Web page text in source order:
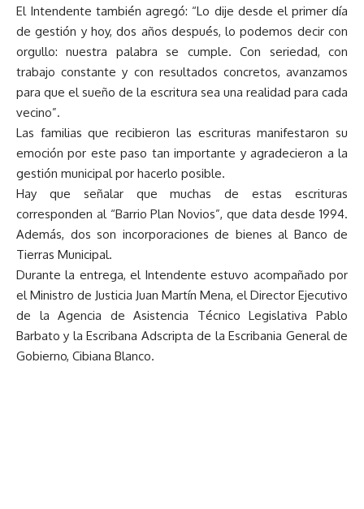
El Intendente también agregó: “Lo dije desde el primer día
de gestión y hoy, dos años después, lo podemos decir con
orgullo: nuestra palabra se cumple. Con seriedad, con
trabajo constante y con resultados concretos, avanzamos
para que el sueño de la escritura sea una realidad para cada
vecino”.
Las familias que recibieron las escrituras manifestaron su
emoción por este paso tan importante y agradecieron a la
gestión municipal por hacerlo posible.
Hay que señalar que muchas de estas escrituras
corresponden al “Barrio Plan Novios”, que data desde 1994.
Además, dos son incorporaciones de bienes al Banco de
Tierras Municipal.
Durante la entrega, el Intendente estuvo acompañado por
el Ministro de Justicia Juan Martín Mena, el Director Ejecutivo
de la Agencia de Asistencia Técnico Legislativa Pablo
Barbato y la Escribana Adscripta de la Escribania General de
Gobierno, Cibiana Blanco.